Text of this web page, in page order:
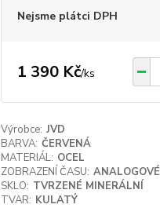
Nejsme plátci DPH
1 390 Kč/ks
Výrobce: JVD
BARVA: ČERVENÁ
MATERIÁL: OCEL
ZOBRAZENÍ ČASU: ANALOGOVÉ
SKLO: TVRZENÉ MINERÁLNÍ
TVAR: KULATÝ